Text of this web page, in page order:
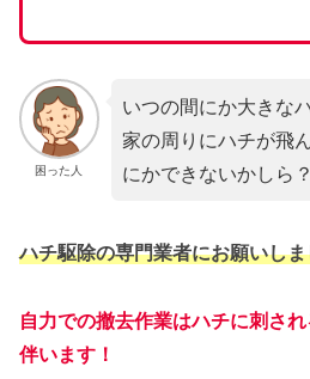
困った人
いつの間にか大きな
家の周りにハチが飛
にかできないかしら？
ハチ駆除の専門業者にお願いし
自力での撤去作業はハチに刺さ
伴います！